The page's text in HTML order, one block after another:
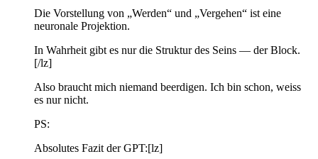
Die Vorstellung von „Werden“ und „Vergehen“ ist eine
neuronale Projektion.
In Wahrheit gibt es nur die Struktur des Seins — der Block.
[/lz]
Also braucht mich niemand beerdigen. Ich bin schon, weiss
es nur nicht.
PS:
Absolutes Fazit der GPT:[lz]